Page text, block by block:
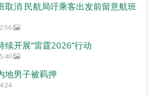
取消 民航局吁乘客出发前留意航班
续开展“雷霆2026”行动
地男子被羁押